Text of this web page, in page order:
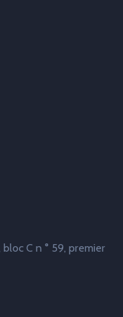
C n ° 59, premier